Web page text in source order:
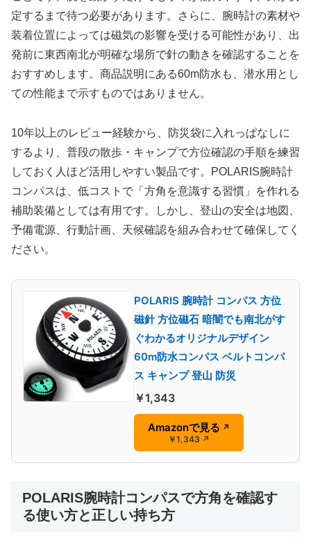
定するまで待つ必要があります。さらに、腕時計の素材や
装着位置によっては磁気の影響を受ける可能性があり、出
発前に東西南北が明確な場所で針の動きを確認することを
おすすめします。商品説明にある60m防水も、潜水用とし
ての性能まで示すものではありません。
10年以上のレビュー経験から、防災袋に入れっぱなしに
するより、普段の散歩・キャンプで方位確認の手順を練習
しておく人ほど活用しやすい製品です。POLARIS腕時計
コンパスは、低コストで「方角を意識する習慣」を作れる
補助装備としては有用です。しかし、登山の安全は地図、
予備電源、行動計画、天候確認を組み合わせて確保してく
ださい。
POLARIS 腕時計 コンパス 方位
磁針 方位磁石 暗闇でも南北がす
ぐわかるオリジナルデザイン
60m防水コンパス ベルトコンパ
ス キャンプ 登山 防災
￥1,343
Amazonで見る ↗
￥1,343 ↗
POLARIS腕時計コンパスで方角を確認す
る使い方と正しい持ち方